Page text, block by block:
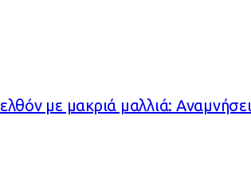
με μακριά μαλλιά: